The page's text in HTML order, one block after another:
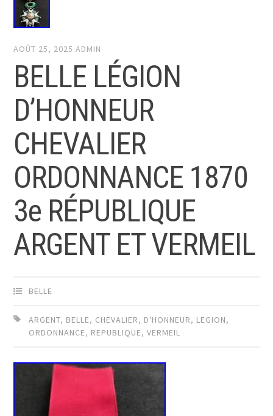
AOÛT 25, 2025 ADMIN
BELLE LÉGION
D’HONNEUR
CHEVALIER
ORDONNANCE 1870
3e RÉPUBLIQUE
ARGENT ET VERMEIL
BELLE
ARGENT, BELLE, CHEVALIER, D'HONNEUR, LEGION,
ORDONNANCE, REPUBLIQUE,VERMEIL